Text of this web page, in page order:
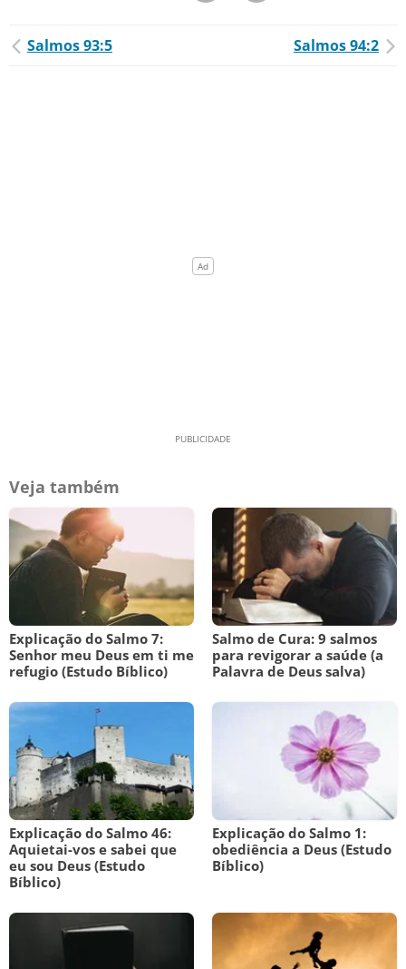
Salmos 93:5 Salmos 94:2
Veja também
Explicação do Salmo 7:
Senhor meu Deus em ti me
refugio (Estudo Bíblico)
Salmo de Cura: 9 salmos
para revigorar a saúde (a
Palavra de Deus salva)
Explicação do Salmo 46:
Aquietai-vos e sabei que
eu sou Deus (Estudo
Bíblico)
Explicação do Salmo 1:
obediência a Deus (Estudo
Bíblico)